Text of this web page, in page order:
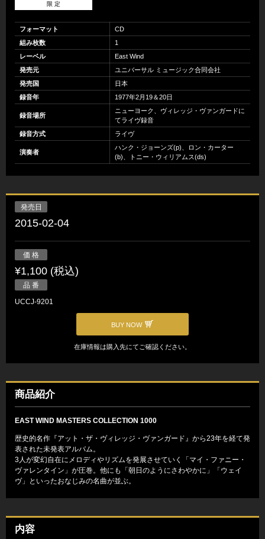
限 定
フォーマット
CD
組み枚数
1
レーベル
East Wind
発売元
ユニバーサル ミュージック合同会社
発売国
日本
録音年
1977年2月19＆20日
録音場所
ニューヨーク、ヴィレッジ・ヴァンガードに
てライヴ録音
録音方式
ライヴ
演奏者
ハンク・ジョーンズ(p)、ロン・カーター
(b)、トニー・ウィリアムス(ds)
発売日
2015-02-04
価 格
¥1,100 (税込)
品 番
UCCJ-9201
BUY NOW
在庫情報は購入先にてご確認ください。
商品紹介
EAST WIND MASTERS COLLECTION 1000
歴史的名作『アット・ザ・ヴィレッジ・ヴァンガード』から23年を経て発
表された未発表アルバム。
3人が変幻自在にメロディやリズムを発展させていく「マイ・ファニー・
ヴァレンタイン」が圧巻。他にも「朝日のようにさわやかに」「ウェイ
ヴ」といったおなじみの名曲が並ぶ。
内容